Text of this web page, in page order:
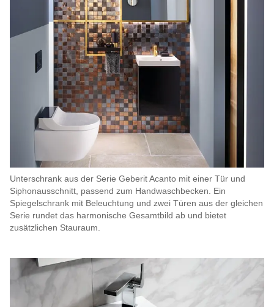
Unterschrank aus der Serie Geberit Acanto mit einer Tür und
Siphonausschnitt, passend zum Handwaschbecken. Ein
Spiegelschrank mit Beleuchtung und zwei Türen aus der gleichen
Serie rundet das harmonische Gesamtbild ab und bietet
zusätzlichen Stauraum.